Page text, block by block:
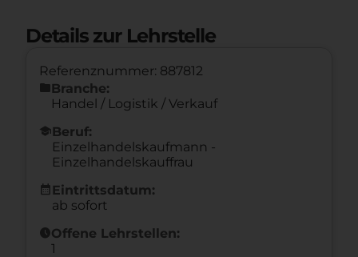
Details zur Lehrstelle
Referenznummer: 887812
folderBranche:
Handel / Logistik / Verkauf
schoolBeruf:
Einzelhandelskaufmann -
Einzelhandelskauffrau
calendar_month Eintrittsdatum:
ab sofort
scheduleOffene Lehrstellen:
1